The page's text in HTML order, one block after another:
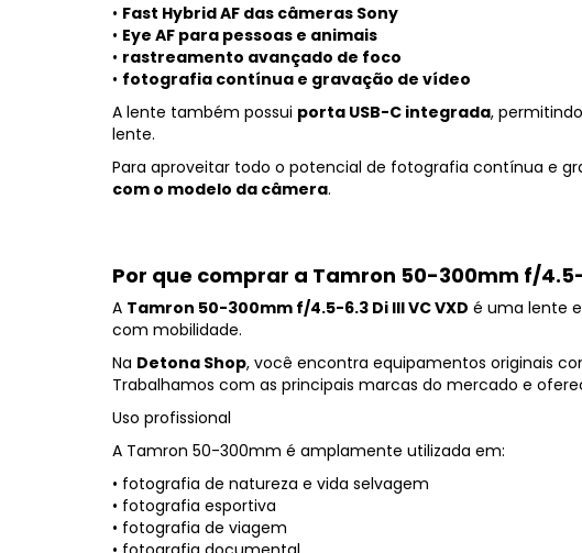
• Fast Hybrid AF das câmeras Sony
• Eye AF para pessoas e animais
• rastreamento avançado de foco
• fotografia contínua e gravação de vídeo
A lente também possui porta USB-C integrada,
lente.
Para aproveitar todo o potencial de fotografia contínua e
com o modelo da câmera.
Por que comprar a Tamron 50-300mm f/4.5-
A Tamron 50-300mm f/4.5-6.3 Di III VC VXD é uma lente
com mobilidade.
Na Detona Shop, você encontra equipamentos originais
Trabalhamos com as principais marcas do mercado e
Uso profissional
A Tamron 50-300mm é amplamente utilizada em:
• fotografia de natureza e vida selvagem
• fotografia esportiva
• fotografia de viagem